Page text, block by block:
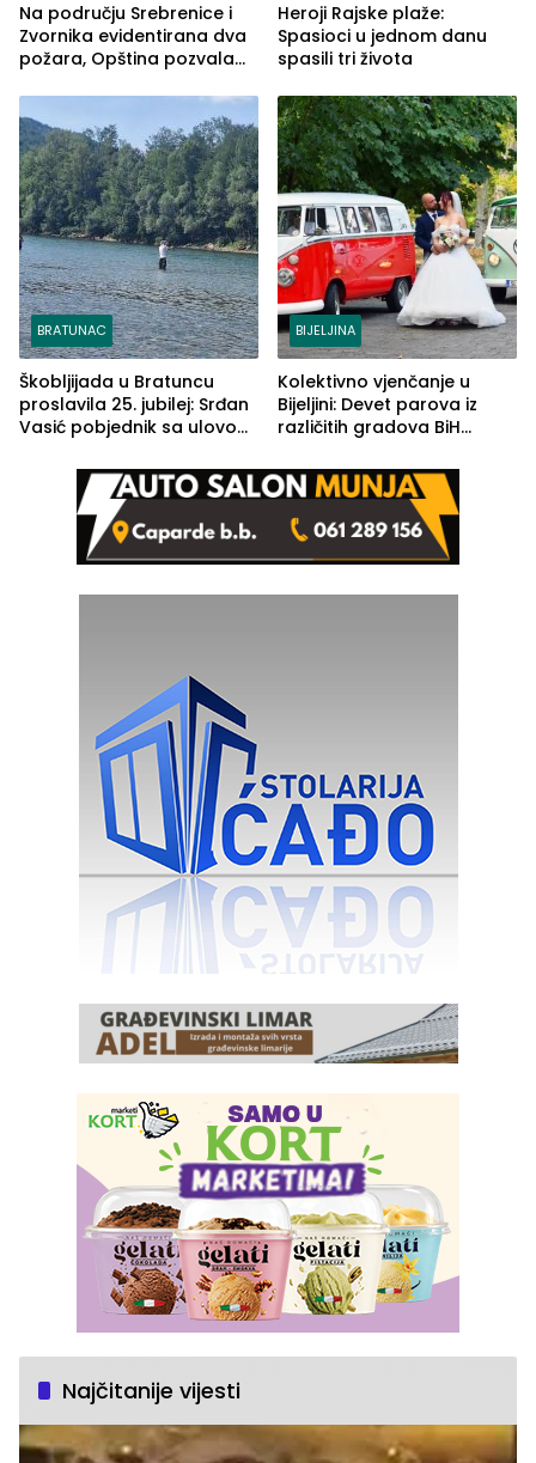
Na području Srebrenice i
Zvornika evidentirana dva
požara, Opština pozvala
Heroji Rajske plaže:
Spasioci u jednom danu
spasili tri života
BRATUNAC
Škobljijada u Bratuncu
proslavila 25. jubilej: Srđan
Vasić pobjednik sa ulovom
BIJELJINA
Kolektivno vjenčanje u
Bijeljini: Devet parova iz
različitih gradova BiH
Najčitanije vijesti